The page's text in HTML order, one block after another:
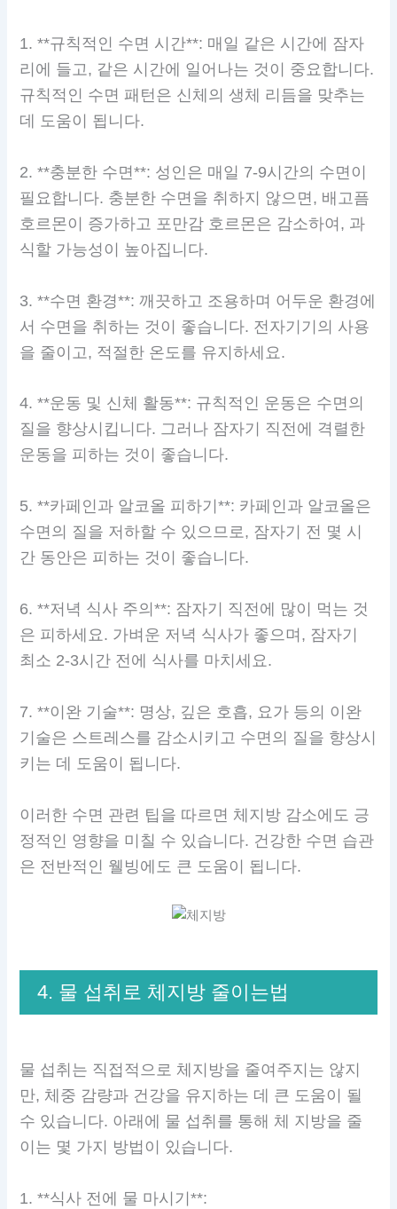
1. **규칙적인 수면 시간**: 매일 같은 시간에 잠자
리에 들고, 같은 시간에 일어나는 것이 중요합니다.
규칙적인 수면 패턴은 신체의 생체 리듬을 맞추는
데 도움이 됩니다.
2. **충분한 수면**: 성인은 매일 7-9시간의 수면이
필요합니다. 충분한 수면을 취하지 않으면, 배고픔
호르몬이 증가하고 포만감 호르몬은 감소하여, 과
식할 가능성이 높아집니다.
3. **수면 환경**: 깨끗하고 조용하며 어두운 환경에
서 수면을 취하는 것이 좋습니다. 전자기기의 사용
을 줄이고, 적절한 온도를 유지하세요.
4. **운동 및 신체 활동**: 규칙적인 운동은 수면의
질을 향상시킵니다. 그러나 잠자기 직전에 격렬한
운동을 피하는 것이 좋습니다.
5. **카페인과 알코올 피하기**: 카페인과 알코올은
수면의 질을 저하할 수 있으므로, 잠자기 전 몇 시
간 동안은 피하는 것이 좋습니다.
6. **저녁 식사 주의**: 잠자기 직전에 많이 먹는 것
은 피하세요. 가벼운 저녁 식사가 좋으며, 잠자기
최소 2-3시간 전에 식사를 마치세요.
7. **이완 기술**: 명상, 깊은 호흡, 요가 등의 이완
기술은 스트레스를 감소시키고 수면의 질을 향상시
키는 데 도움이 됩니다.
이러한 수면 관련 팁을 따르면 체지방 감소에도 긍
정적인 영향을 미칠 수 있습니다. 건강한 수면 습관
은 전반적인 웰빙에도 큰 도움이 됩니다.
4. 물 섭취로 체지방 줄이는법
물 섭취는 직접적으로 체지방을 줄여주지는 않지
만, 체중 감량과 건강을 유지하는 데 큰 도움이 될
수 있습니다. 아래에 물 섭취를 통해 체 지방을 줄
이는 몇 가지 방법이 있습니다.
1. **식사 전에 물 마시기**: